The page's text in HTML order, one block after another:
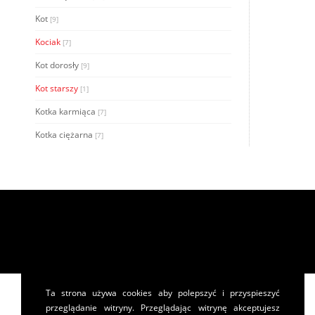
Kot [9]
Kociak [7]
Kot dorosły [9]
Kot starszy [1]
Kotka karmiąca [7]
Kotka ciężarna [7]
Ta strona używa cookies aby polepszyć i przyspieszyć
przeglądanie witryny. Przeglądając witrynę akceptujesz